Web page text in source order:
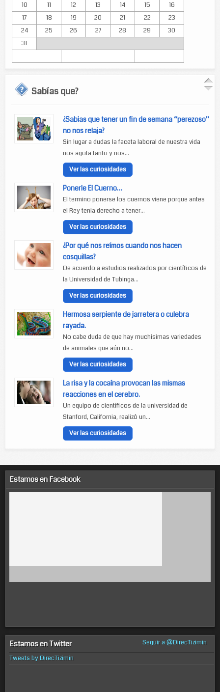
10
11 12 13 14 15
16
17
18 19 20 21 22
23
24
25 26 27 28 29
30
31
Sabías que?
¿Sabias que tener un fin de semana “perezoso”
no nos relaja?
Sin lugar a dudas la faceta laboral de nuestra vida
nos agota tanto y nos...
Ver las curiosidades
Ponerle El Cuerno…
El termino ponerse los cuernos viene porque antes
el Rey tenia derecho a tener...
Ver las curiosidades
¿Por qué nos reímos cuando nos hacen
cosquillas?
De acuerdo a estudios realizados por científicos de
la Universidad de Tubinga...
Ver las curiosidades
Hermosa serpiente de jarretera o culebra
rayada.
No cabe duda de que hay muchísimas variedades
de animales que aún no...
Ver las curiosidades
La risa y la cocaína provocan las mismas
reacciones en el cerebro.
Un equipo de científicos de la universidad de
Stanford, California, realizó un...
Ver las curiosidades
Estamos en Facebook
Estamos en Twitter
Seguir a @DirecTizimin
Tweets by DirecTizimin